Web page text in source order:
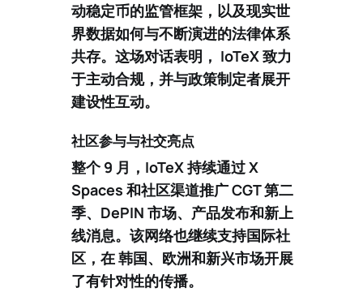
动稳定币的监管框架，以及现实世
界数据如何与不断演进的法律体系
共存。这场对话表明， IoTeX 致力
于主动合规，并与政策制定者展开
建设性互动。
社区参与与社交亮点
整个 9 月，IoTeX 持续通过 X
Spaces 和社区渠道推广CGT 第二
季、DePIN 市场、产品发布和新上
线消息。该网络也继续支持国际社
区，在 韩国、欧洲和新兴市场开展
了有针对性的传播。